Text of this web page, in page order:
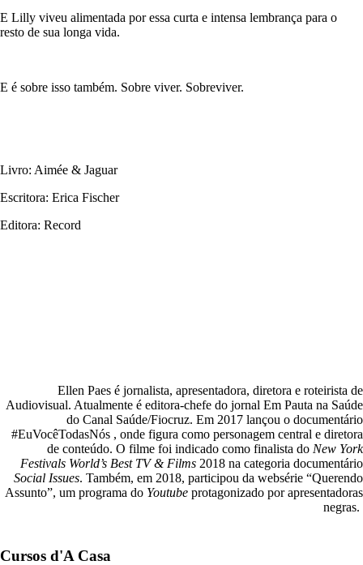
E Lilly viveu alimentada por essa curta e intensa lembrança para o
resto de sua longa vida.
E é sobre isso também. Sobre viver. Sobreviver.
Livro: Aimée & Jaguar
Escritora: Erica Fischer
Editora: Record
Ellen Paes é jornalista, apresentadora, diretora e roteirista de
Audiovisual. Atualmente é editora-chefe do jornal Em Pauta na Saúde
do Canal Saúde/Fiocruz. Em 2017 lançou o documentário
#EuVocêTodasNós , onde figura como personagem central e diretora
de conteúdo. O filme foi indicado como finalista do New York
Festivals World’s Best TV & Films 2018 na categoria documentário
Social Issues. Também, em 2018, participou da websérie “Querendo
Assunto”, um programa do Youtube protagonizado por apresentadoras
negras.
Cursos d'A Casa